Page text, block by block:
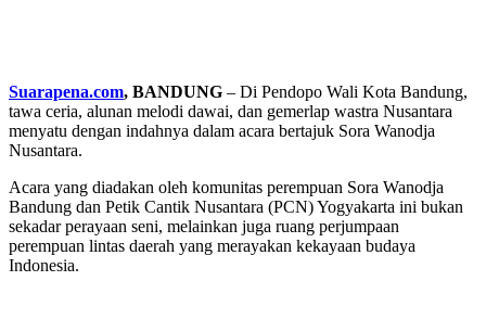
Suarapena.com, BANDUNG – Di Pendopo Wali Kota Bandung,
tawa ceria, alunan melodi dawai, dan gemerlap wastra Nusantara
menyatu dengan indahnya dalam acara bertajuk Sora Wanodja
Nusantara.
Acara yang diadakan oleh komunitas perempuan Sora Wanodja
Bandung dan Petik Cantik Nusantara (PCN) Yogyakarta ini bukan
sekadar perayaan seni, melainkan juga ruang perjumpaan
perempuan lintas daerah yang merayakan kekayaan budaya
Indonesia.